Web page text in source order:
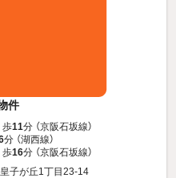
件
歩11分 （京阪石坂線）
分 （湖西線）
歩16分 （京阪石坂線）
子が丘1丁目23-14